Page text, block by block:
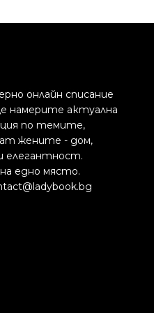
онлайн списание
намерите актуална
по темите,
жените - дом,
елегантност.
едно място.